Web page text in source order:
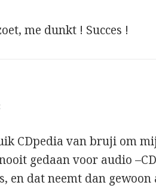
me dunkt ! Succes !
CDpedia van bruji om
gedaan voor audio
en dat neemt dan gewoon